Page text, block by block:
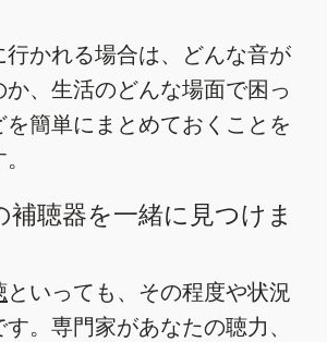
かれる場合は、どんな音が
、生活のどんな場面で困っ
簡単にまとめておくことを
聴器を一緒に見つけま
といっても、その程度や状況
。専門家があなたの聴力、